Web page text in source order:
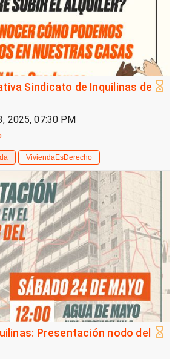
Sindicato de Inquilinas de
2025, 07:30 PM
ViviendaEsDerecho
Presentación nodo del